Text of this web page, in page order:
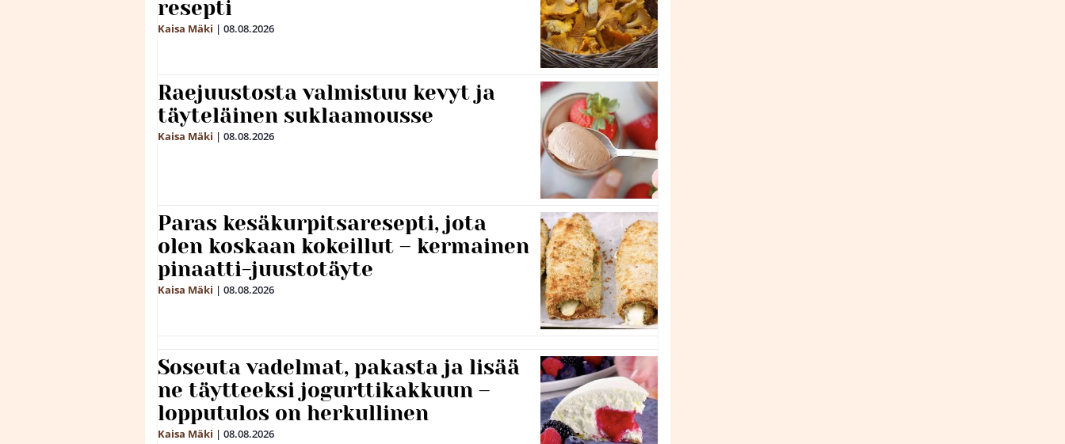
resepti
Kaisa Mäki | 08.08.2026
Raejuustosta valmistuu kevyt ja
täyteläinen suklaamousse
Kaisa Mäki | 08.08.2026
Paras kesäkurpitsaresepti, jota
olen koskaan kokeillut – kermainen
pinaatti-juustotäyte
Kaisa Mäki | 08.08.2026
Soseuta vadelmat, pakasta ja lisää
ne täytteeksi jogurttikakkuun –
lopputulos on herkullinen
Kaisa Mäki | 08.08.2026